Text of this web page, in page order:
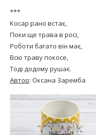
***
Косар рано встає,
Поки ще трава в росі,
Роботи багато він має,
Всю траву покосе,
Тоді додому рушає.
Автор: Оксана Заремба